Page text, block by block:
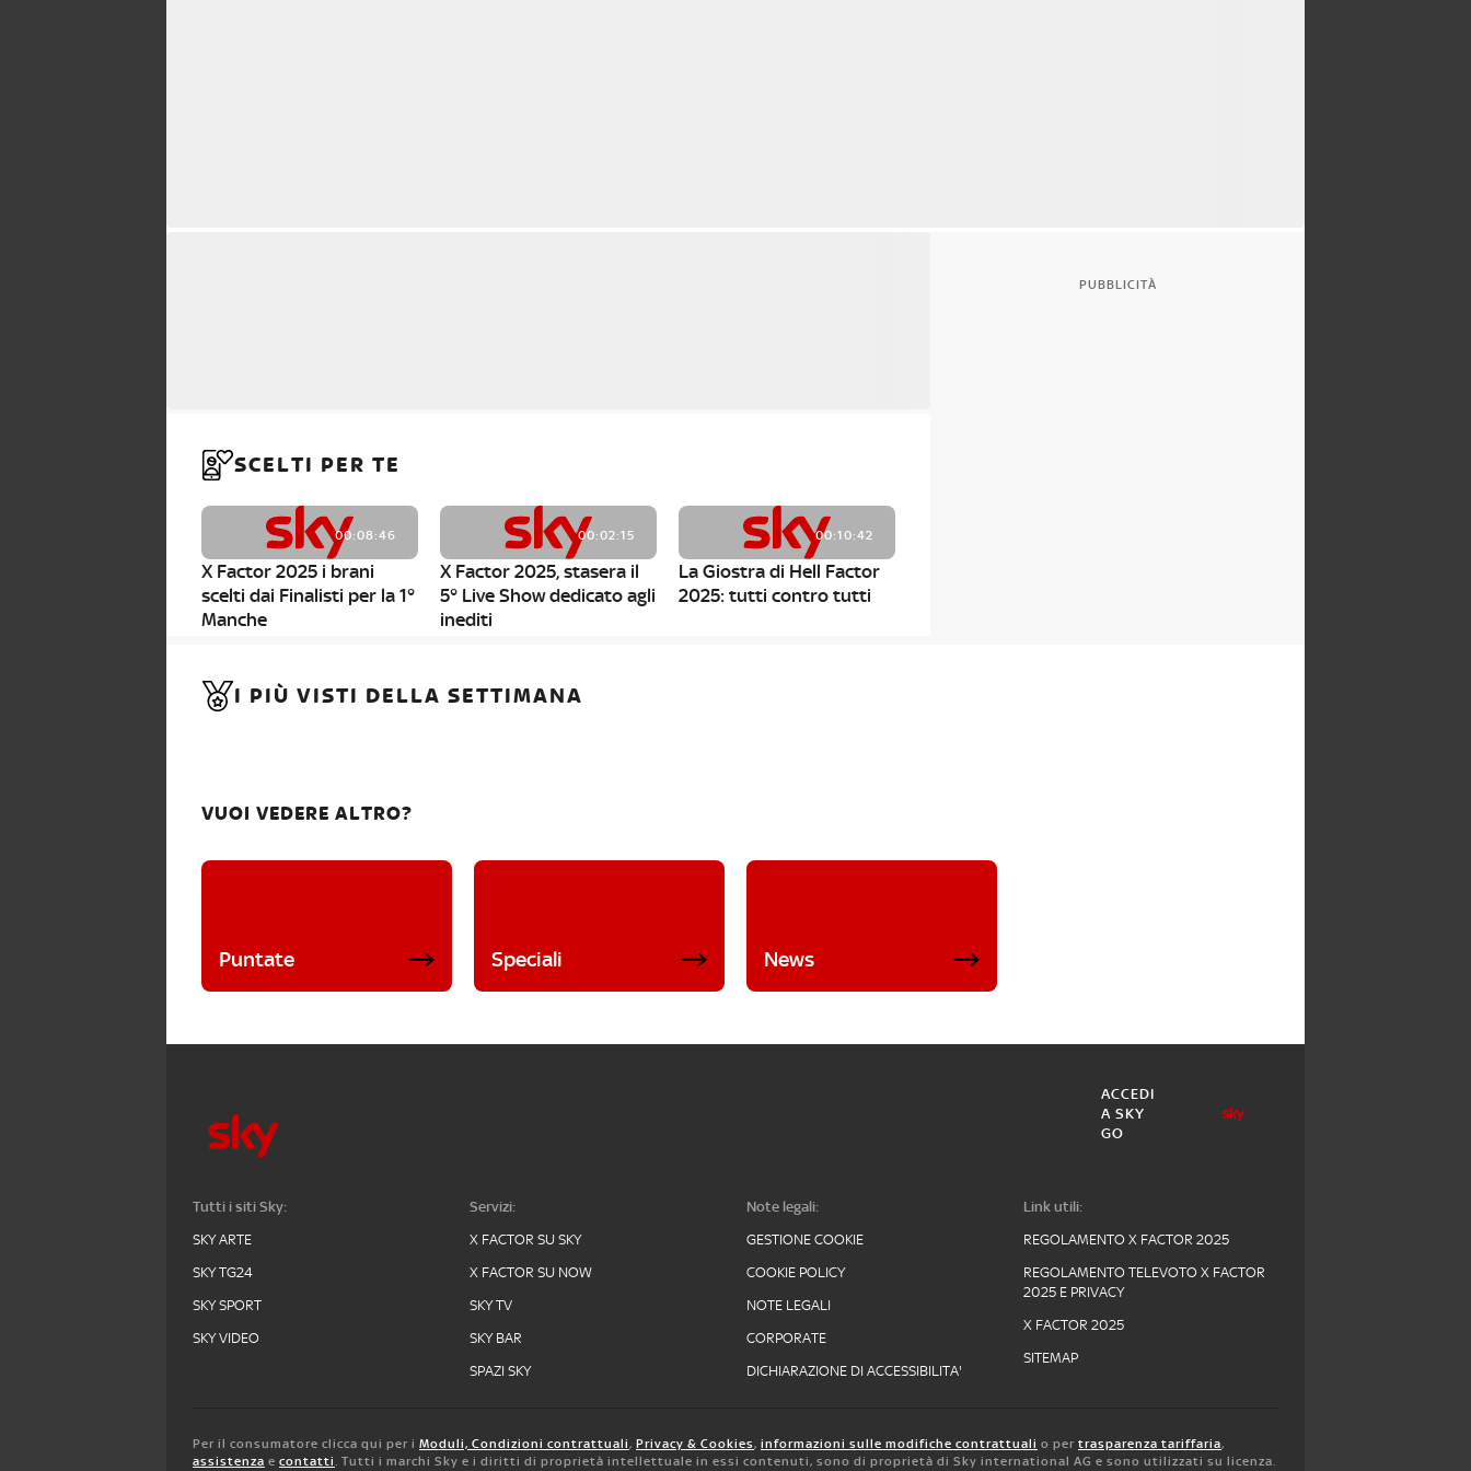
SCELTI PER TE
00:08:46
X Factor 2025 i brani
scelti dai Finalisti per la 1°
Manche
00:02:15
X Factor 2025, stasera il
5° Live Show dedicato agli
inediti
00:10:42
La Giostra di Hell Factor
2025: tutti contro tutti
PUBBLICITÀ
I PIÙ VISTI DELLA SETTIMANA
VUOI VEDERE ALTRO?
Puntate Speciali News
ACCEDI
A SKY
GO
Tutti i siti Sky:
SKY ARTE
SKY TG24
SKY SPORT
SKY VIDEO
Servizi:
X FACTOR SU SKY
X FACTOR SU NOW
SKY TV
SKY BAR
SPAZI SKY
Note legali:
GESTIONE COOKIE
COOKIE POLICY
NOTE LEGALI
CORPORATE
DICHIARAZIONE DI ACCESSIBILITA'
Link utili:
REGOLAMENTO X FACTOR 2025
REGOLAMENTO TELEVOTO X FACTOR
2025 E PRIVACY
X FACTOR 2025
SITEMAP
Per il consumatore clicca qui per i Moduli, Condizioni contrattuali, Privacy & Cookies, informazioni sulle modifiche contrattuali o per trasparenza tariffaria,
assistenza e contatti. Tutti i marchi Sky e i diritti di proprietà intellettuale in essi contenuti, sono di proprietà di Sky international AG e sono utilizzati su licenza.